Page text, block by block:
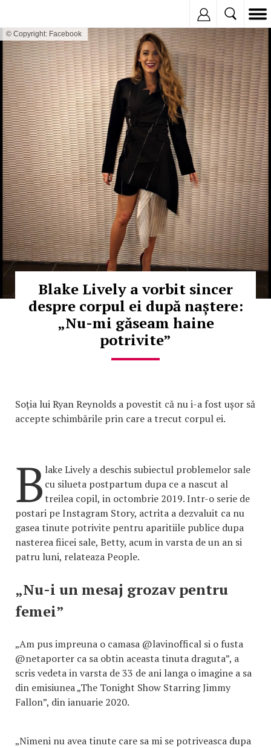
© Copyright: Facebook
Blake Lively a vorbit sincer
despre corpul ei după naștere:
„Nu-mi găseam haine
potrivite”
Soția lui Ryan Reynolds a povestit că nu i-a fost ușor să
accepte schimbările prin care a trecut corpul ei.
B lake Lively a deschis subiectul problemelor sale
cu silueta postpartum dupa ce a nascut al
treilea copil, in octombrie 2019. Intr-o serie de
postari pe Instagram Story, actrita a dezvaluit ca nu
gasea tinute potrivite pentru aparitiile publice dupa
nasterea fiicei sale, Betty, acum in varsta de un an si
patru luni, relateaza People.
„Nu-i un mesaj grozav pentru
femei”
„Am pus impreuna o camasa @lavinoffical si o fusta
@netaporter ca sa obtin aceasta tinuta draguta”, a
scris vedeta in varsta de 33 de ani langa o imagine a sa
din emisiunea „The Tonight Show Starring Jimmy
Fallon”, din ianuarie 2020.
„Nimeni nu avea tinute care sa mi se potriveasca dupa